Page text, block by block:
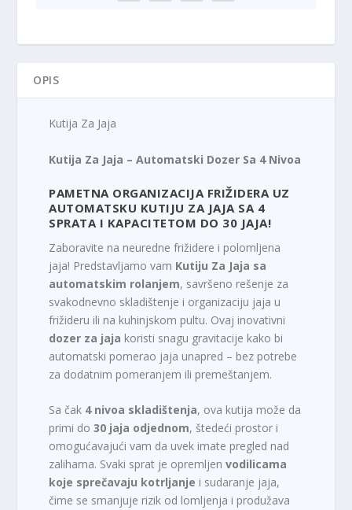
OPIS
Kutija Za Jaja
Kutija Za Jaja – Automatski Dozer Sa 4 Nivoa
PAMETNA ORGANIZACIJA FRIŽIDERA UZ
AUTOMATSKU KUTIJU ZA JAJA SA 4
SPRATA I KAPACITETOM DO 30 JAJA!
Zaboravite na neuredne frižidere i polomljena
jaja! Predstavljamo vam Kutiju Za Jaja sa
automatskim rolanjem, savršeno rešenje za
svakodnevno skladištenje i organizaciju jaja u
frižideru ili na kuhinjskom pultu. Ovaj inovativni
dozer za jaja koristi snagu gravitacije kako bi
automatski pomerao jaja unapred – bez potrebe
za dodatnim pomeranjem ili premeštanjem.
Sa čak 4 nivoa skladištenja, ova kutija može da
primi do30 jaja odjednom, štedeći prostor i
omogućavajući vam da uvek imate pregled nad
zalihama. Svaki sprat je opremljenvodilicama
koje sprečavaju kotrljanje i sudaranje jaja,
čime se smanjuje rizik od lomljenja i produžava